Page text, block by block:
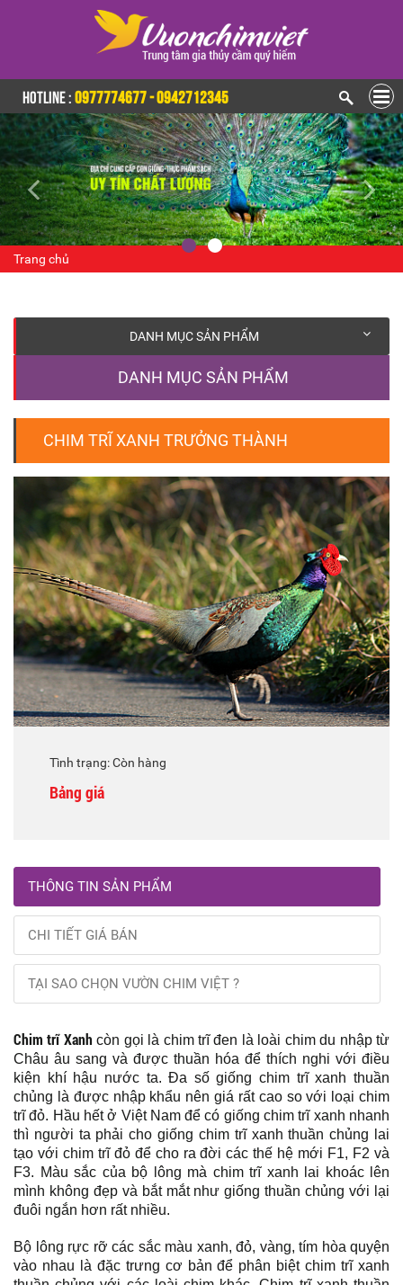
HOTLINE :0977774677 - 0942712345
Trang chủ
DANH MỤC SẢN PHẨM
DANH MỤC SẢN PHẨM
CHIM TRĨ XANH TRƯỞNG THÀNH
Tình trạng: Còn hàng
Bảng giá
THÔNG TIN SẢN PHẨM
CHI TIẾT GIÁ BÁN
TẠI SAO CHỌN VƯỜN CHIM VIỆT ?
Chim trĩ Xanh còn gọi là chim trĩ đen là loài chim du nhập từ
Châu âu sang và được thuần hóa để thích nghi với điều
kiện khí hậu nước ta. Đa số giống chim trĩ xanh thuần
chủng là được nhập khẩu nên giá rất cao so với loại chim
trĩ đỏ. Hầu hết ở Việt Nam để có giống chim trĩ xanh nhanh
thì người ta phải cho giống chim trĩ xanh thuần chủng lai
tạo với chim trĩ đỏ để cho ra đời các thế hệ mới F1, F2 và
F3. Màu sắc của bộ lông mà chim trĩ xanh lai khoác lên
mình không đẹp và bắt mắt như giống thuần chủng với lại
đuôi ngắn hơn rất nhiều.
Bộ lông rực rỡ các sắc màu xanh, đỏ, vàng, tím hòa quyện
vào nhau là đặc trưng cơ bản để phân biệt chim trĩ xanh